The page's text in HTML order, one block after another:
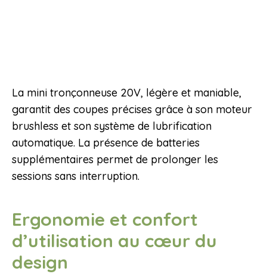
La mini tronçonneuse 20V, légère et maniable,
garantit des coupes précises grâce à son moteur
brushless et son système de lubrification
automatique. La présence de batteries
supplémentaires permet de prolonger les
sessions sans interruption.
Ergonomie et confort
d’utilisation au cœur du
design